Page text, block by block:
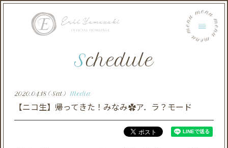
menu menu menu menu menu menu
Schedule
2020.04.18 (Sat) Media
【ニコ生】帰ってきた！みなみ✿ア．ラ？モード